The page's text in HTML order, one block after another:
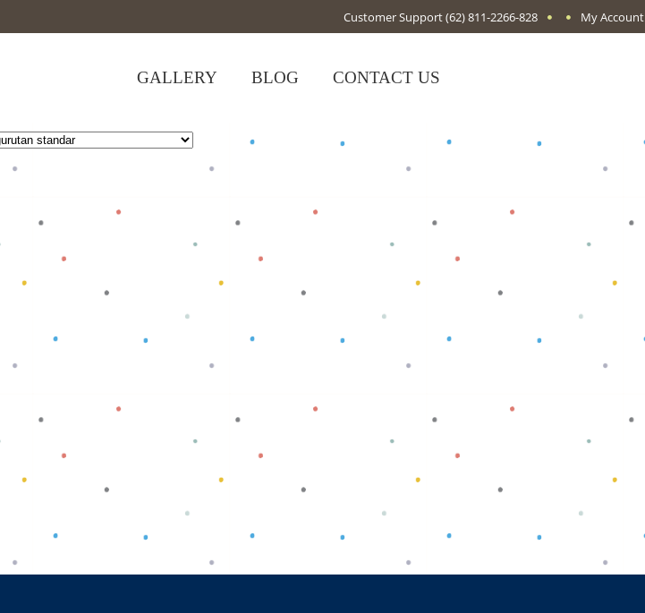
Customer Support(62) 811-2266-828 My Account
GALLERY BLOG CONTACT US